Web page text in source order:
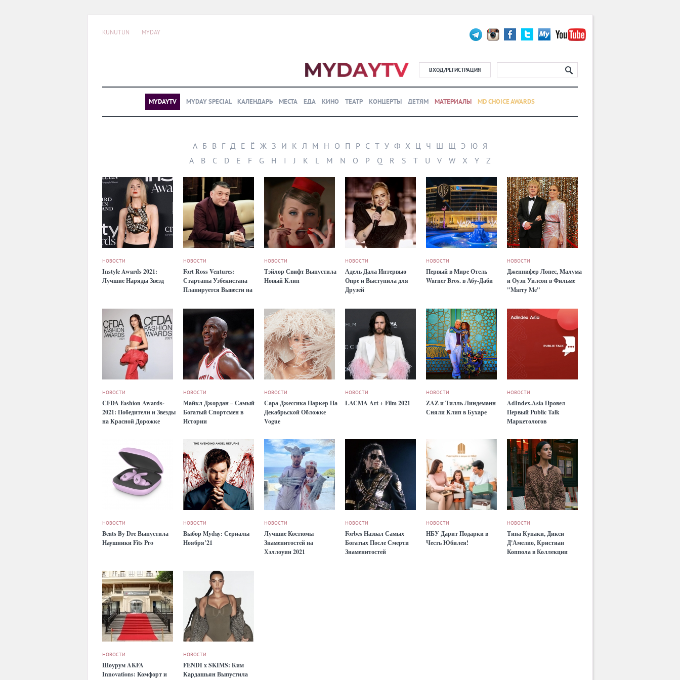
KUNUTUN MYDAY
ВХОД/РЕГИСТРАЦИЯ
MYDAYTV MYDAY SPECIAL КАЛЕНДАРЬ МЕСТА ЕДА КИНО ТЕАТР КОНЦЕРТЫ ДЕТЯМ МАТЕРИАЛЫ MD CHOICE AWARDS
А Б В Г Д Е Ё Ж З И К Л М Н О П Р С Т У Ф Х Ц Ч Ш Щ Э Ю Я
A
B C D E F G H I J K L M N O P Q R S T U V W X Y Z
НОВОСТИ
Instyle Awards 2021:
Лучшие Наряды Звезд
НОВОСТИ
Fort Ross Ventures:
Стартапы Узбекистана
Планируется Вывести на
НОВОСТИ
Тэйлор Свифт Выпустила
Новый Клип
НОВОСТИ
Адель Дала Интервью
Опре и Выступила для
Друзей
НОВОСТИ
Первый в Мире Отель
Warner Bros. в Абу-Даби
НОВОСТИ
Дженнифер Лопес, Малума
и Оуэн Уилсон в Фильме
"Marry Me"
НОВОСТИ
CFDA Fashion Awards-
2021: Победители и Звезды
на Красной Дорожке
НОВОСТИ
Майкл Джордан – Самый
Богатый Спортсмен в
Истории
НОВОСТИ
Сара Джессика Паркер На
Декабрьской Обложке
Vogue
НОВОСТИ
LACMA Art + Film 2021
НОВОСТИ
ZAZ и Тилль Линдеманн
Сняли Клип в Бухаре
НОВОСТИ
AdIndex.Asia Провел
Первый Public Talk
Маркетологов
НОВОСТИ
Beats By Dre Выпустила
Наушники Fits Pro
НОВОСТИ
Выбор Myday: Сериалы
Ноября’21
НОВОСТИ
Лучшие Костюмы
Знаменитостей на
Хэллоуин 2021
НОВОСТИ
Forbes Назвал Самых
Богатых После Смерти
Знаменитостей
НОВОСТИ
НБУ Дарит Подарки в
Честь Юбилея!
НОВОСТИ
Тина Кунаки, Дикси
Д'Амелио, Кристиан
Коппола в Коллекции
НОВОСТИ
Шоурум AKFA
Innovations: Комфорт и
НОВОСТИ
FENDI x SKIMS: Ким
Кардашьян Выпустила